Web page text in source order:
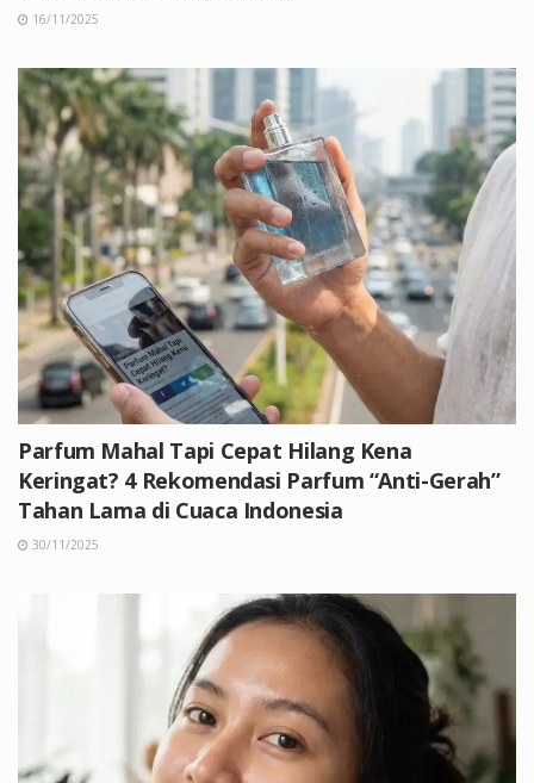
16/11/2025
Parfum Mahal Tapi Cepat Hilang Kena
Keringat? 4 Rekomendasi Parfum “Anti-Gerah”
Tahan Lama di Cuaca Indonesia
30/11/2025